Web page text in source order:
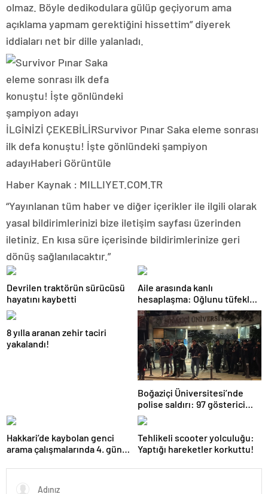
olmaz. Böyle dedikodulara gülüp geçiyorum ama
açıklama yapmam gerektiğini hissettim” diyerek
iddiaları net bir dille yalanladı.
İLGİNİZİ ÇEKEBİLİRSurvivor Pınar Saka eleme sonrası
ilk defa konuştu! İşte gönlündeki şampiyon
adayıHaberi Görüntüle
Haber Kaynak : MILLIYET.COM.TR
“Yayınlanan tüm haber ve diğer içerikler ile ilgili olarak
yasal bildirimlerinizi bize iletişim sayfası üzerinden
iletiniz. En kısa süre içerisinde bildirimlerinize geri
dönüş sağlanılacaktır.”
Devrilen traktörün sürücüsü
hayatını kaybetti
Aile arasında kanlı
hesaplaşma: Oğlunu tüfekle
öldürdü!
8 yılla aranan zehir taciri
yakalandı!
Boğaziçi Üniversitesi’nde
polise saldırı: 97 gösterici
gözaltında
Hakkari’de kaybolan genci
arama çalışmalarında 4. gün:
omzu çıktı!
Tehlikeli scooter yolculuğu:
Yaptığı hareketler korkuttu!